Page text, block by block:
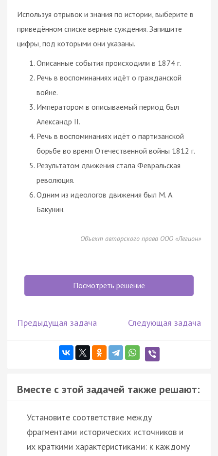
Используя отрывок и знания по истории, выберите в
приведённом списке верные суждения. Запишите
цифры, под которыми они указаны.
Описанные события происходили в 1874 г.
Речь в воспоминаниях идёт о гражданской
войне.
Императором в описываемый период был
Александр II.
Речь в воспоминаниях идёт о партизанской
борьбе во время Отечественной войны 1812 г.
Результатом движения стала Февральская
революция.
Одним из идеологов движения был М. А.
Бакунин.
Объект авторского права ООО «Легион»
Посмотреть решение
Предыдущая задача Следующая задача
Вместе с этой задачей также решают:
Установите соответствие между
фрагментами исторических источников и
их краткими характеристиками: к каждому